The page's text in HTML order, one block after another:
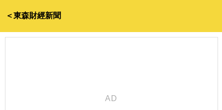
＜東森財經新聞